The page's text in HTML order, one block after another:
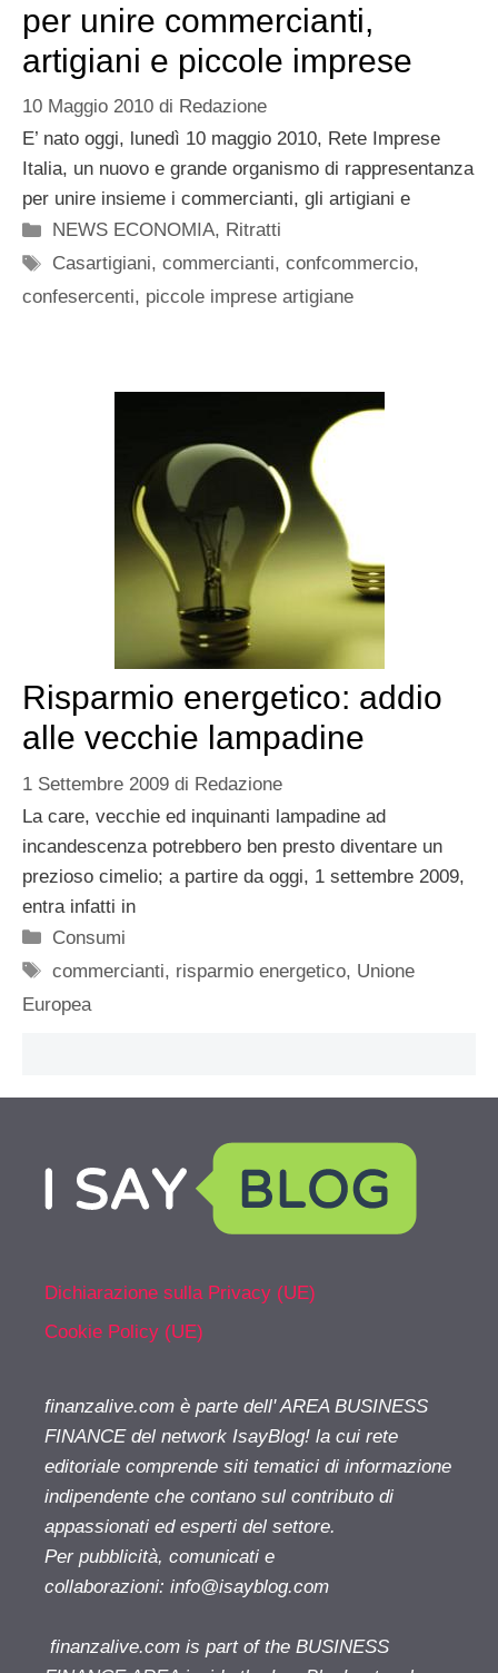
per unire commercianti,
artigiani e piccole imprese
10 Maggio 2010 di Redazione
E’ nato oggi, lunedì 10 maggio 2010, Rete Imprese
Italia, un nuovo e grande organismo di rappresentanza
per unire insieme i commercianti, gli artigiani e
Categorie
NEWS ECONOMIA, Ritratti
Tag
Casartigiani,commercianti,confcommercio,
confesercenti, piccole imprese artigiane
Risparmio energetico: addio
alle vecchie lampadine
1 Settembre 2009 di Redazione
La care, vecchie ed inquinanti lampadine ad
incandescenza potrebbero ben presto diventare un
prezioso cimelio; a partire da oggi, 1 settembre 2009,
entra infatti in
Categorie
Consumi
Tag
commercianti, risparmio energetico, Unione
Europea
Dichiarazione sulla Privacy (UE)
Cookie Policy (UE)
finanzalive.com è parte dell' AREA BUSINESS
FINANCE del network IsayBlog! la cui rete
editoriale comprende siti tematici di informazione
indipendente che contano sul contributo di
appassionati ed esperti del settore.
Per pubblicità, comunicati e
collaborazioni: info@isayblog.com
finanzalive.com is part of the BUSINESS